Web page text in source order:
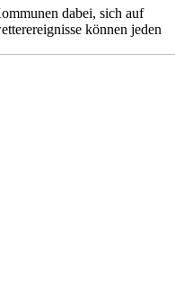
dabei, sich auf
können jeden